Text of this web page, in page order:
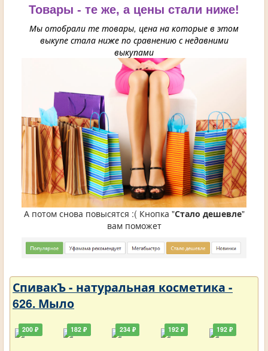
Товары - те же, а цены стали ниже!
Мы отобрали те товары, цена на которые в этом
выкупе стала ниже по сравнению с недавними
выкупами
А потом снова повысятся :( Кнопка "Стало дешевле"
вам поможет
СпивакЪ - натуральная косметика -
626. Мыло
200 ₽ 182 ₽ 234 ₽ 192 ₽ 192 ₽